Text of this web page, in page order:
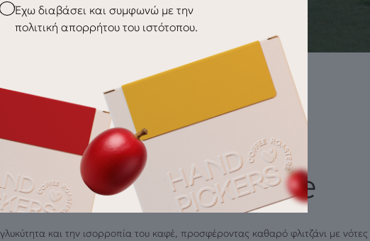
extract this coffee
και την ισορροπία του καφέ, προσφέροντας καθαρό φλιτζάνι με νότες
Checkbox
Έχω διαβάσει και συμφωνώ με την
πολιτική απορρήτου του ιστότοπου.